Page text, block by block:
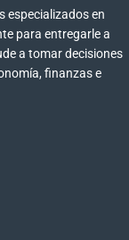
especializados en
para entregarle a
a tomar decisiones
finanzas e